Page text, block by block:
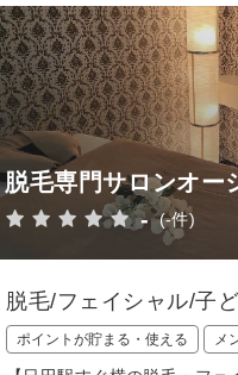
脱毛専門サロンオー
- (-件)
脱毛/フェイシャル/子
ポイントが貯まる・使える メ